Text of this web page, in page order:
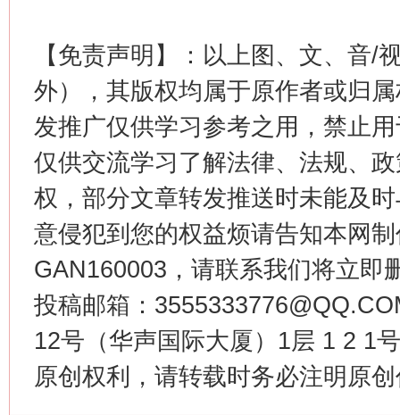
【免责声明】：以上图、文、音/
外），其版权均属于原作者或归
发推广仅供学习参考之用，禁止
仅供交流学习了解法律、法规、
权，部分文章转发推送时未能及
意侵犯到您的权益烦请告知本网
GAN160003，请联系我们将立即
投稿邮箱：
12号（华声国际大厦）1层 1 2 1
原创权利，请转载时务必注明原
在谋一域中谋全局
今